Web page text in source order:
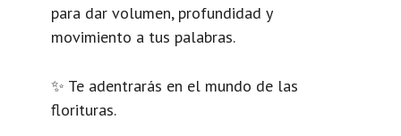
para dar volumen, profundidad y
movimiento a tus palabras.
✨ Te adentrarás en el mundo de las
florituras.